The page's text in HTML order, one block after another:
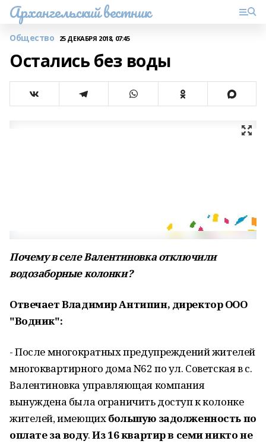
Архангельский вестник
Общество 25 ДЕКАБРЯ 2018, 07:45
Остались без воды
Почему в селе Валентиновка отключили
водозаборные колонки?
Отвечает Владимир Антипин, директор ООО
"Водник":
- После многократных предупреждений жителей
многоквартирного дома N62 по ул. Советская в с.
Валентиновка управляющая компания
вынуждена была ограничить доступ к колонке
жителей, имеющихбольшую задолженность по
оплате за воду.Из 16 квартир в семи никто не